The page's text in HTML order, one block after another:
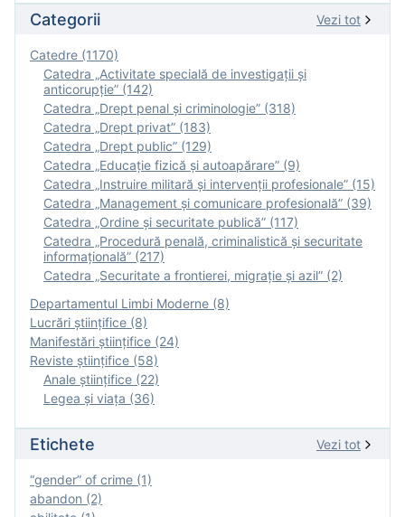
Categorii Vezi tot
Catedre (1170)
Catedra „Activitate specială de investigaţii şi
anticorupție” (142)
Catedra „Drept penal și criminologie” (318)
Catedra „Drept privat” (183)
Catedra „Drept public” (129)
Catedra „Educație fizică şi autoapărare” (9)
Catedra „Instruire militară şi intervenţii profesionale” (15)
Catedra „Management și comunicare profesională” (39)
Catedra „Ordine și securitate publică” (117)
Catedra „Procedură penală, criminalistică și securitate
informațională” (217)
Catedra „Securitate a frontierei, migrație și azil” (2)
Departamentul Limbi Moderne (8)
Lucrări științifice (8)
Manifestări ştiinţifice (24)
Reviste ştiinţifice (58)
Anale ştiinţifice (22)
Legea şi viaţa (36)
Etichete Vezi tot
“gender” of crime (1)
abandon (2)